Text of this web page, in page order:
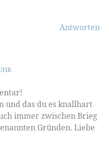
Antworten
und das du es knallhart
immer zwischen Brieg
Gründen. Liebe